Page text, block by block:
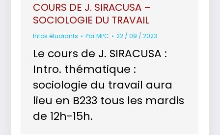
COURS DE J. SIRACUSA –
SOCIOLOGIE DU TRAVAIL
Infos étudiants ParMPC 22 / 09 / 2023
Le cours de J. SIRACUSA :
Intro. thématique :
sociologie du travail aura
lieu en B233 tous les mardis
de 12h-15h.